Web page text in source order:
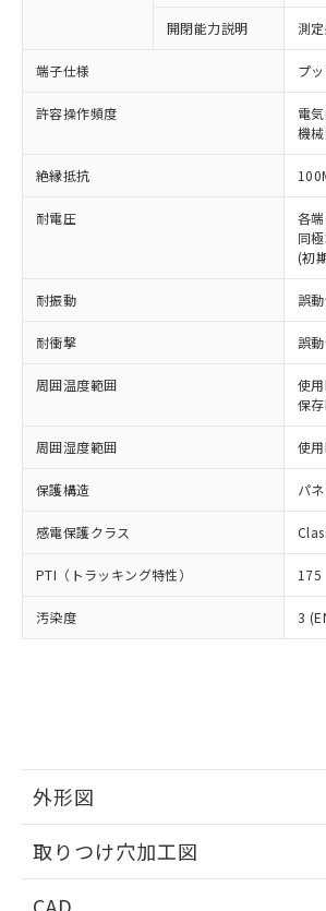
開閉能力説明 測
端子仕様 プ
許容操作頻度
電
機
絶縁抵抗
耐電圧
各
同
(初
耐振動 誤
耐衝撃 誤
周囲温度範囲
使
保
周囲湿度範囲 使
保護構造 パ
感電保護クラス
PTI（トラッキング特性） 175
汚染度 3
外形図
取りつけ穴加工図
以下の条件をお読みいただき、
ご利用ください。
本サービスは、当社制御機
商品の当社在庫状況および
当社制御機器事業取扱商品
本サービスの対象外となる
ことをご了承ください。
在庫状況および標準価格照
記載している更新日時点で
タに基づき作成されるもの
覧された時点での実際の在
準価格とは異なる場合があ
正式な納期状況および標準
様のお取引先、またはお客
ムロン制御機器販売店・当
オムロン制御機器販売店や
販売ネットワーク
ください。
在庫状況および標準価格結
事前の承諾なく第三者に漏
マイパーツ機能（部品リス
および当社の共同利用者が
※当社の共同利用者とは、
の共同利用に関して"
の
対応予定なし：EU RoHS指令（
非含有に非対応の商品で、対応
定はありません。
調査・確認中：EU RoHS指令（
非含有の対応状況を調査中また
非該当品：ライセンス料など無
害物質有無と関係のない商品で
いたものが、含有品と判明した
むを得ず変更することがありま
六価クロム(Cr(Ⅵ)) 1000ppm以下、ポリ
類(PBB) 1000ppm以下、ポリ臭化ジフェ
(PBDE) 1000ppm以下、フタル酸ビス(2-
ル) (DEHP)(別名：DOP) 1000ppm以下、
ルベンジル（BBP） 1000ppm以下、フタ
（DBP） 1000ppm以下、フタル酸ジイ
(DIBP) 1000ppm以下
フタル酸エステル類の４物質については
図的な使用がないことを確認しています。
※2 対応予定月
部品在庫の切り替え状況などに
月が前後することがあります。
とができます。
EU RoHS指令（10物質）の非含
※1 中国RoHS○×表
「○」：最大均質材料含有率が
基準値以下であることを示しま
「×」：最大均質材料含有率が
基準値を超えていることを示し
「－」：未確認です。当社販売
*中国RoHS10物質の基準値 (GB/T26572)
Pb(鉛) :1000ppm、 Hg(水銀) : 1000ppm、
Cr(Ⅵ)(六価クロム) : 1000ppm、 PBBs(ポ
ニル類) : 1000ppm、 PBDEs(ポリ臭化ジ
DBP(フタル酸ジブチル) : 1000ppm、
イソブチル) : 1000ppm、 BBP(フタル酸
ル) : 1000ppm、
DEHP(フタル酸ビス(2-エチルヘキシル)) :
※2 環境保護使用期限
「ｅ」：有害物質（10物質）のす
準値以下であることを示します。
「10」：通常の使用状況下にお
質が外部に漏えいし、環境に深
当社は、これら貴社製品の
為替および外国貿易法に定
（以下｢規制貨物等」とい
または国外への提供する場
国政府の輸出許可(または
可)を取得するなどの必要
当社は規制貨物を破棄する
全に破砕するなど、違法に
いよう必要な手段を講じま
ル、化学兵器、生物兵器ま
武器並びにこれらの製造装
使用いたしません。
当社は、貴社製品を第三者
場合は、上記1、2および3の
該第三者に通知します。ま
販売先および販売に係わる
法に輸出するおそれがある
○ 一定数以上の在庫あり
一定数には満たないが
在庫なし(最新の在庫
いては、お客様のお取
たはお客様担当のオム
機器販売店・当社販売
認ください)
受注生産機種、また在